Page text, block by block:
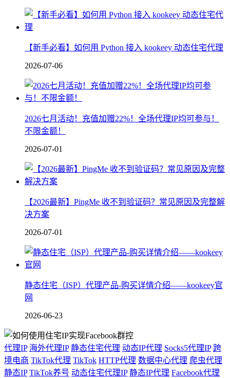
【新手必看】如何用 Python 接入 kookeey 动态住宅代理
2026-07-06
2026七月活动！充值加赠22%！全场代理IP均可参与！
不限金额！
2026-07-01
【2026最新】PingMe 收不到验证码？常见原因及完整解
决方案
2026-07-01
静态住宅（ISP）代理产品-购买详情介绍——kookeey官
网
2026-06-23
代理IP 海外代理IP 静态住宅代理 动态IP代理 Socks5代理IP 跨
境电商 TikTok代理 TikTok HTTP代理 数据中心代理 爬虫代理
静态IP TikTok养号 动态住宅代理IP 静态IP代理 Facebook代理